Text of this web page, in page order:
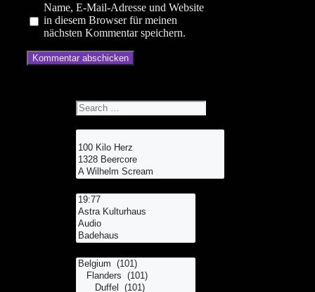
Name, E-Mail-Adresse und Website
in diesem Browser für meinen
nächsten Kommentar speichern.